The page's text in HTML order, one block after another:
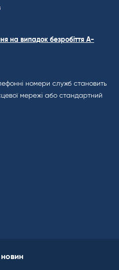
на випадок безробіття A-
номери служб становить
мережі або стандартний
новин